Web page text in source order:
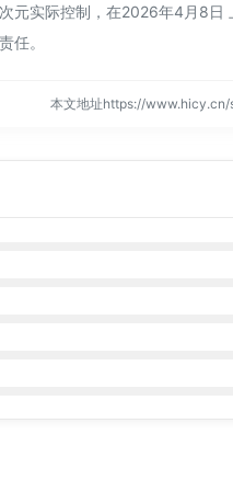
元实际控制，在2026年4月8日
任。
本文地址https://www.hicy.cn/